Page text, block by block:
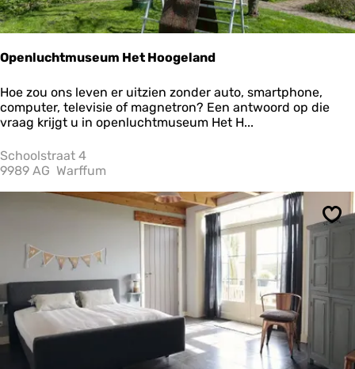
Openluchtmuseum Het Hoogeland
O
p
e
l
u
h
u
m
H
t
Hoe zou ons leven er uitzien zonder auto, smartphone,
computer, televisie of magnetron? Een antwoord op die
vraag krijgt u in openluchtmuseum Het H...
Schoolstraat 4
9989 AG Warffum